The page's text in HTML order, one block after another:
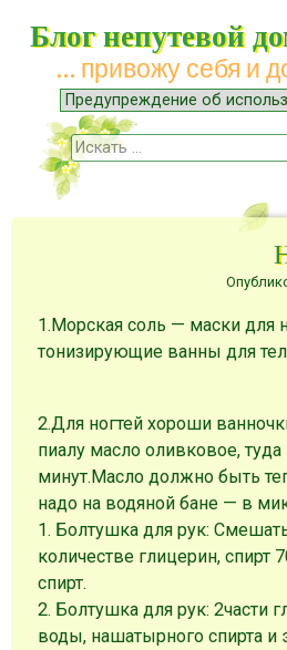
Блог непутевой
… привожу себя и
Меню
Наверх
Поиск
1.Морская соль — маски для
тонизирующие ванны для
2.Для ногтей хороши
пиалу масло оливковое, туда
минут.Масло должно быть
надо на водяной бане — в
1. Болтушка для рук:
количестве глицерин, спирт
спирт.
2. Болтушка для рук: 2части
воды, нашатырного спирта и